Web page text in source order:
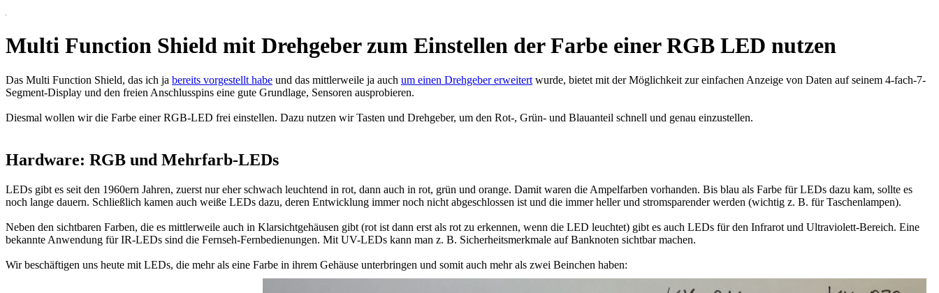
Multi Function Shield mit Drehgeber zum Einstellen der Farbe einer RGB LED nutzen
Das Multi Function Shield, das ich ja bereits vorgestellt habe und das mittlerweile ja auch um einen Drehgeber erweitert wurde, bietet mit der Möglichkeit zur einfachen Anzeige von Daten auf seinem 4-fach-7-
Segment-Display und den freien Anschlusspins eine gute Grundlage, Sensoren ausprobieren.
Diesmal wollen wir die Farbe einer RGB-LED frei einstellen. Dazu nutzen wir Tasten und Drehgeber, um den Rot-, Grün- und Blauanteil schnell und genau einzustellen.
Hardware: RGB und Mehrfarb-LEDs
LEDs gibt es seit den 1960ern Jahren, zuerst nur eher schwach leuchtend in rot, dann auch in rot, grün und orange. Damit waren die Ampelfarben vorhanden. Bis blau als Farbe für LEDs dazu kam, sollte es
noch lange dauern. Schließlich kamen auch weiße LEDs dazu, deren Entwicklung immer noch nicht abgeschlossen ist und die immer heller und stromsparender werden (wichtig z. B. für Taschenlampen).
Neben den sichtbaren Farben, die es mittlerweile auch in Klarsichtgehäusen gibt (rot ist dann erst als rot zu erkennen, wenn die LED leuchtet) gibt es auch LEDs für den Infrarot und Ultraviolett-Bereich. Eine
bekannte Anwendung für IR-LEDs sind die Fernseh-Fernbedienungen. Mit UV-LEDs kann man z. B. Sicherheitsmerkmale auf Banknoten sichtbar machen.
Wir beschäftigen uns heute mit LEDs, die mehr als eine Farbe in ihrem Gehäuse unterbringen und somit auch mehr als zwei Beinchen haben: